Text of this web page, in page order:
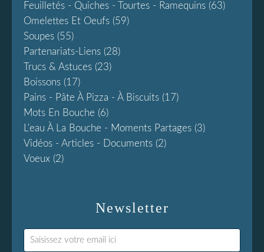
Newsletter
Feuilletés - Quiches - Tourtes - Ramequins (63)
Omelettes Et Oeufs (59)
Soupes (55)
Partenariats-Liens (28)
Trucs & Astuces (23)
Boissons (17)
Pains - Pâte À Pizza - À Biscuits (17)
Mots En Bouche (6)
L'eau À La Bouche - Moments Partages (3)
Vidéos - Articles - Documents (2)
Voeux (2)